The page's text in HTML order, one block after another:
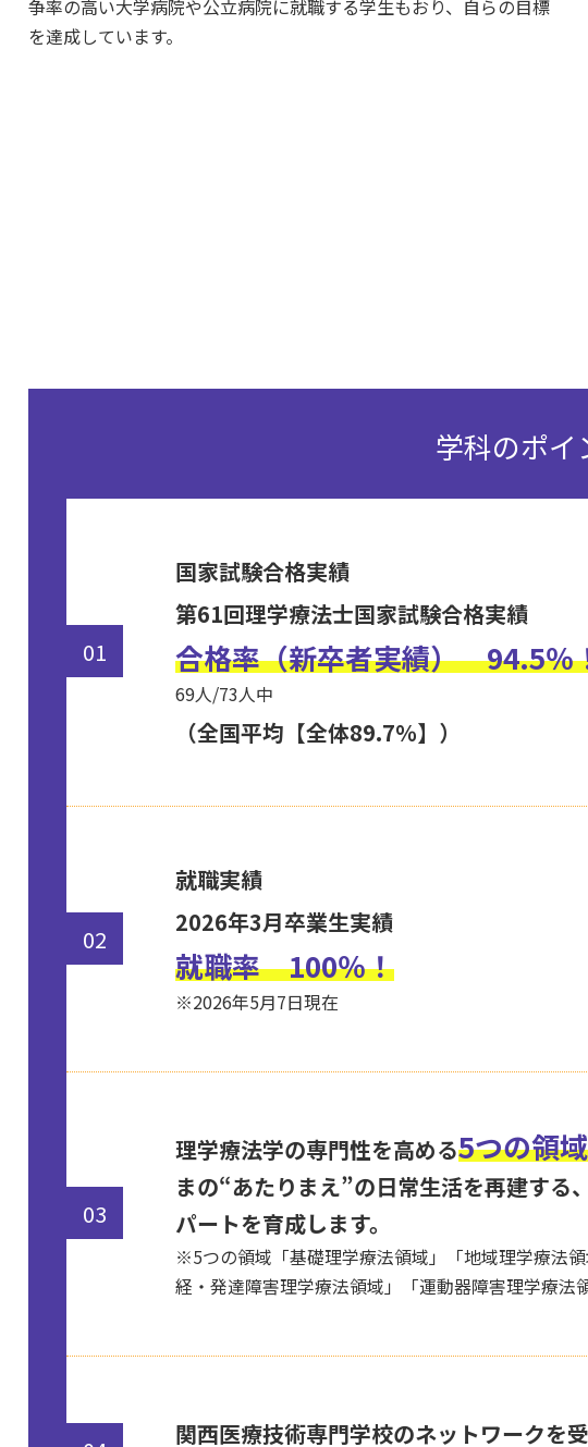
争率の高い大学病院や公立病院に就職する学生もおり、自らの目標
を達成しています。
学科のポイ
国家試験合格実績
第61回理学療法士国家試験合格実績
合格率（新卒者実績） 94.5％
69人/73人中
（全国平均【全体89.7％】）
就職実績
2026年3月卒業生実績
就職率 100％！
※2026年5月7日現在
理学療法学の専門性を高める5つの領域
まの“あたりまえ”の日常生活を再建する
パートを育成します。
※5つの領域「基礎理学療法領域」「地域理学療法
経・発達障害理学療法領域」「運動器障害理学療法
関西医療技術専門学校のネットワークを